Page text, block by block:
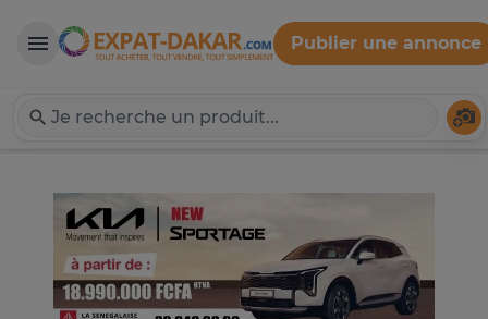
Expat-Dakar
Publier une annonce